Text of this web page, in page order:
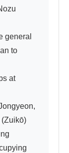
general
to
at